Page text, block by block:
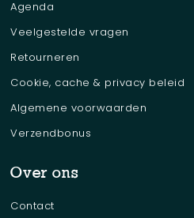
Agenda
Veelgestelde vragen
Retourneren
Cookie, cache & privacy beleid
Algemene voorwaarden
Verzendbonus
Over ons
Contact